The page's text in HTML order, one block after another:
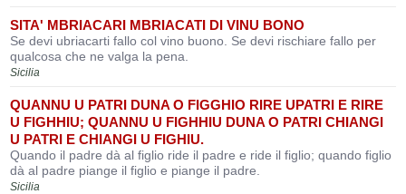
SITA' MBRIACARI MBRIACATI DI VINU BONO
Se devi ubriacarti fallo col vino buono. Se devi rischiare fallo per
qualcosa che ne valga la pena.
Sicilia
QUANNU U PATRI DUNA O FIGGHIO RIRE UPATRI E RIRE
U FIGHHIU; QUANNU U FIGHHIU DUNA O PATRI CHIANGI
U PATRI E CHIANGI U FIGHIU.
Quando il padre dà al figlio ride il padre e ride il figlio; quando figlio
dà al padre piange il figlio e piange il padre.
Sicilia